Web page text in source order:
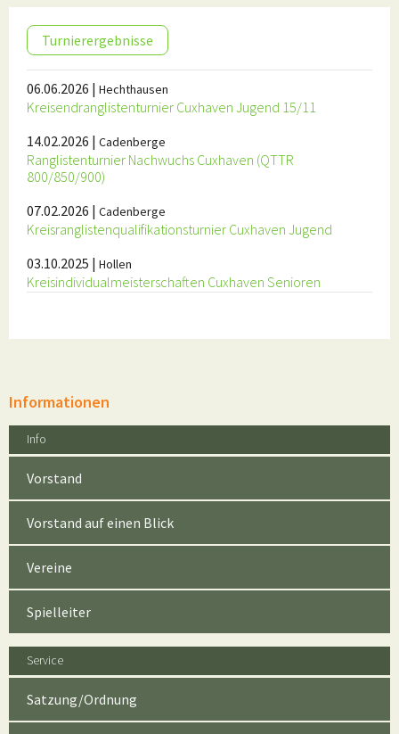
Turnierergebnisse
06.06.2026 | Hechthausen
Kreisendranglistenturnier Cuxhaven Jugend 15/11
14.02.2026 | Cadenberge
Ranglistenturnier Nachwuchs Cuxhaven (QTTR
800/850/900)
07.02.2026 | Cadenberge
Kreisranglistenqualifikationsturnier Cuxhaven Jugend
03.10.2025 | Hollen
Kreisindividualmeisterschaften Cuxhaven Senioren
Informationen
Info
Vorstand
Vorstand auf einen Blick
Vereine
Spielleiter
Service
Satzung/Ordnung